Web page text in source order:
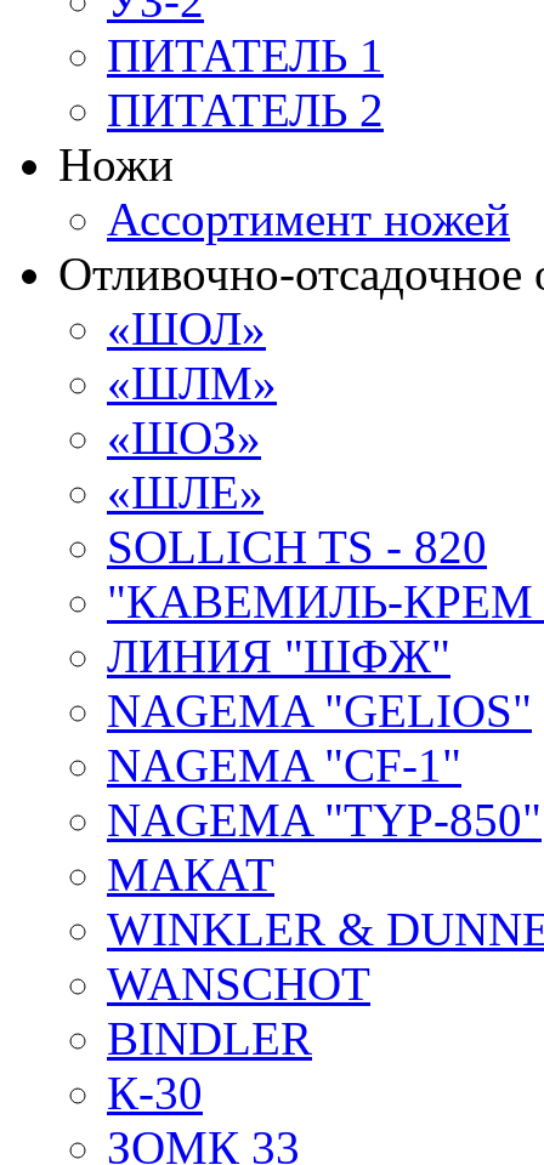
ПИТАТЕЛЬ 1
ПИТАТЕЛЬ 2
Ножи
Ассортимент ножей
Отливочно-отсадочное
«ШОЛ»
«ШЛМ»
«ШОЗ»
«ШЛЕ»
SOLLICH TS - 820
"КАВЕМИЛЬ-КРЕМ
ЛИНИЯ "ШФЖ"
NAGEMA "GELIOS"
NAGEMA "CF-1"
NAGEMA "TYP-850"
МАКАТ
WINKLER &
WANSCHOT
BINDLER
К-30
ЗОМК 33